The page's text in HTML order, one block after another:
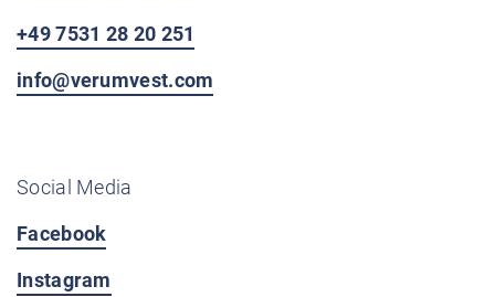
+49 7531 28 20 251
info@verumvest.com
Social Media
Facebook
Instagram